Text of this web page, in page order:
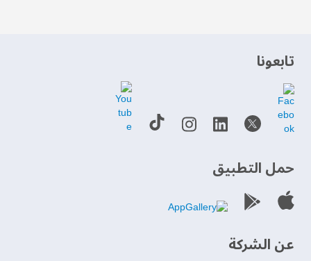
‫تابعونا‬
حمل التطبيق
عن الشركة